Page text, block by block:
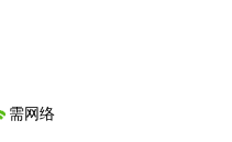
需网络